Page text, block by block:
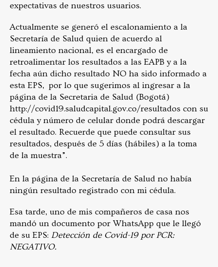
expectativas de nuestros usuarios.
Actualmente se generó el escalonamiento a la
Secretaría de Salud quien de acuerdo al
lineamiento nacional, es el encargado de
retroalimentar los resultados a las EAPB y a la
fecha aún dicho resultado NO ha sido informado a
esta EPS, por lo que sugerimos al ingresar a la
página de la Secretaria de Salud (Bogotá)
http://covid19.saludcapital.gov.co/resultados con su
cédula y número de celular donde podrá descargar
el resultado. Recuerde que puede consultar sus
resultados, después de 5 días (hábiles) a la toma
de la muestra”.
En la página de la Secretaría de Salud no había
ningún resultado registrado con mi cédula.
Esa tarde, uno de mis compañeros de casa nos
mandó un documento por WhatsApp que le llegó
de su EPS: Detección de Covid-19 por PCR:
NEGATIVO.